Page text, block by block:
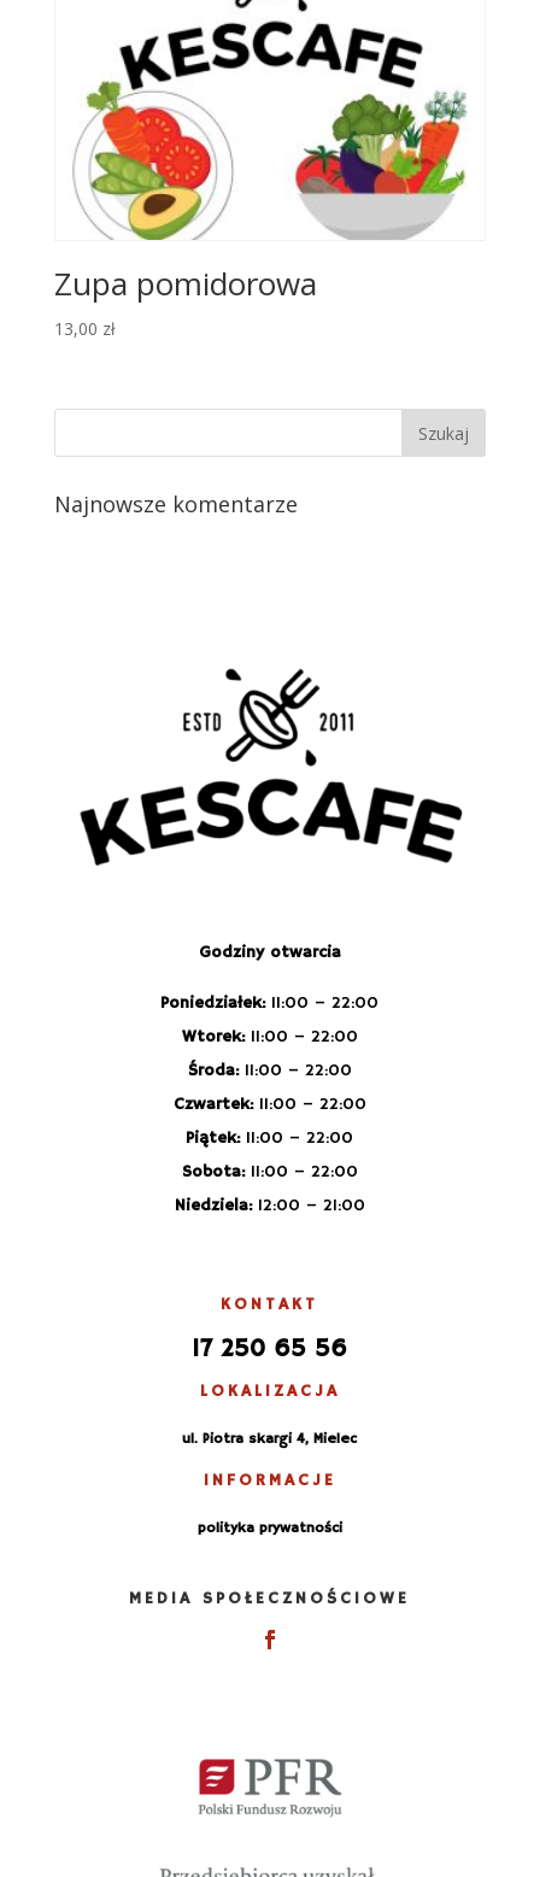
Zupa pomidorowa
13,00 zł
Najnowsze komentarze
Godziny otwarcia
Poniedziałek:11:00 – 22:00
Wtorek:11:00 – 22:00
Środa:11:00 – 22:00
Czwartek:11:00 – 22:00
Piątek: 11:00 – 22:00
Sobota: 11:00 – 22:00
Niedziela: 12:00 – 21:00
KONTAKT
17 250 65 56
LOKALIZACJA
ul. Piotra skargi 4, Mielec
INFORMACJE
polityka prywatności
MEDIA SPOŁECZNOŚCIOWE